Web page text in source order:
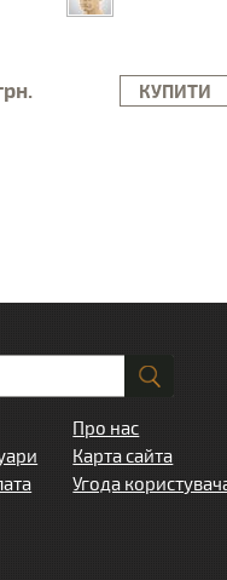
КУПИТИ
Про нас
Карта сайта
Угода